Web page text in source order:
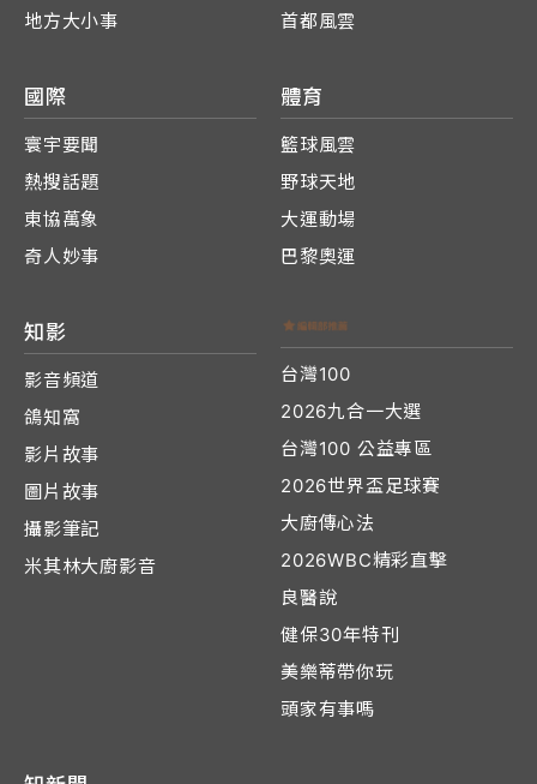
地方大小事
首都風雲
國際
寰宇要聞
熱搜話題
東協萬象
奇人妙事
體育
籃球風雲
野球天地
大運動場
巴黎奧運
知影
影音頻道
鴿知窩
影片故事
圖片故事
攝影筆記
米其林大廚影音
台灣100
2026九合一大選
台灣100 公益專區
2026世界盃足球賽
大廚傳心法
2026WBC精彩直擊
良醫說
健保30年特刊
美樂蒂帶你玩
頭家有事嗎